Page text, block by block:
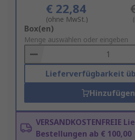
€ 22,84
(ohne MwSt.)
Add
to
Basket
Box(en)
Menge auswählen oder eingeben
Lieferverfügbarkeit
Hinzufügen
VERSANDKOSTENFREIE
Bestellungen ab € 100,00